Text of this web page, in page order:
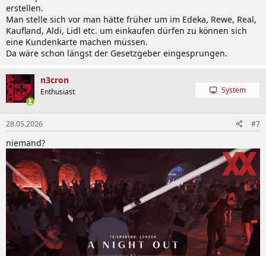
erstellen.
Man stelle sich vor man hätte früher um im Edeka, Rewe, Real,
Kaufland, Aldi, Lidl etc. um einkaufen dürfen zu können sich
eine Kundenkarte machen müssen.
Da wäre schon längst der Gesetzgeber eingesprungen.
n3cron
Enthusiast System
28.05.2026 #7
niemand?